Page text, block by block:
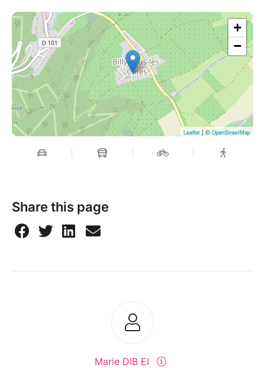
+
−
Leaflet| © OpenStreetMap
Share this page
Marie DIB EI